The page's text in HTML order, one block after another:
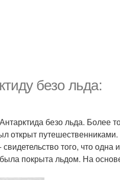
безо льда:
безо льда. Более
открыт
того, что одна
покрыта льдом. На